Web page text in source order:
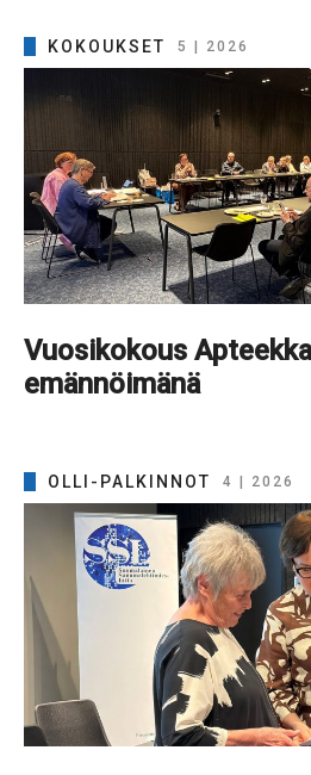
KOKOUKSET 5 | 2026
Vuosikokous
emännöimänä
OLLI-PALKINNOT 4 | 2026